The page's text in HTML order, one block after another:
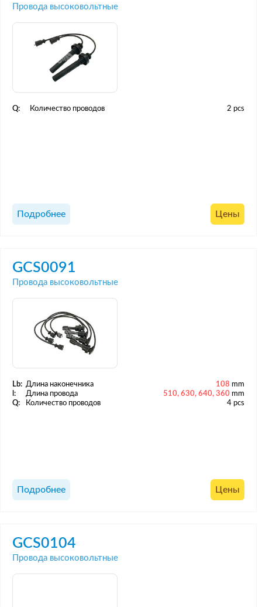
Провода высоковольтные
Q: Количество проводов 2 pcs
Подробнее Цены
GCS0091
Провода высоковольтные
Lb: Длина наконечника 108 mm
l:
Длина провода 510, 630, 640, 360 mm
Q:
Количество проводов 4 pcs
Подробнее Цены
GCS0104
Провода высоковольтные